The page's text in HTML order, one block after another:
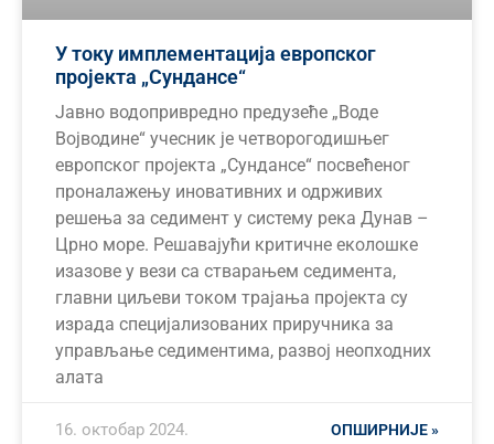
У току имплементација европског
пројекта „Сундансе“
Јавно водопривредно предузеће „Воде
Војводине“ учесник је четворогодишњег
европског пројекта „Сундансе“ посвећеног
проналажењу иновативних и одрживих
решења за седимент у систему река Дунав –
Црно море. Решавајући критичне еколошке
изазове у вези са стварањем седимента,
главни циљеви током трајања пројекта су
израда специјализованих приручника за
управљање седиментима, развој неопходних
алата
ОПШИРНИЈЕ »
16. октобар 2024.